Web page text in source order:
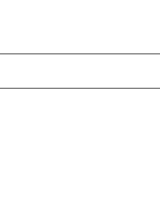
ー